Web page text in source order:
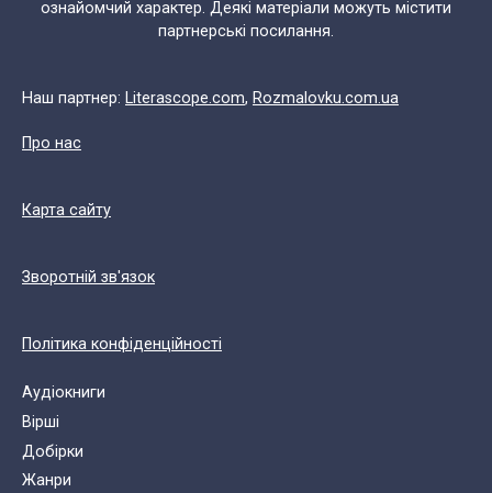
ознайомчий характер. Деякі матеріали можуть містити
партнерські посилання.
Наш партнер: Literascope.com, Rozmalovku.com.ua
Про нас
Карта сайту
Зворотній зв'язок
Політика конфіденційності
Аудіокниги
Вірші
Добірки
Жанри